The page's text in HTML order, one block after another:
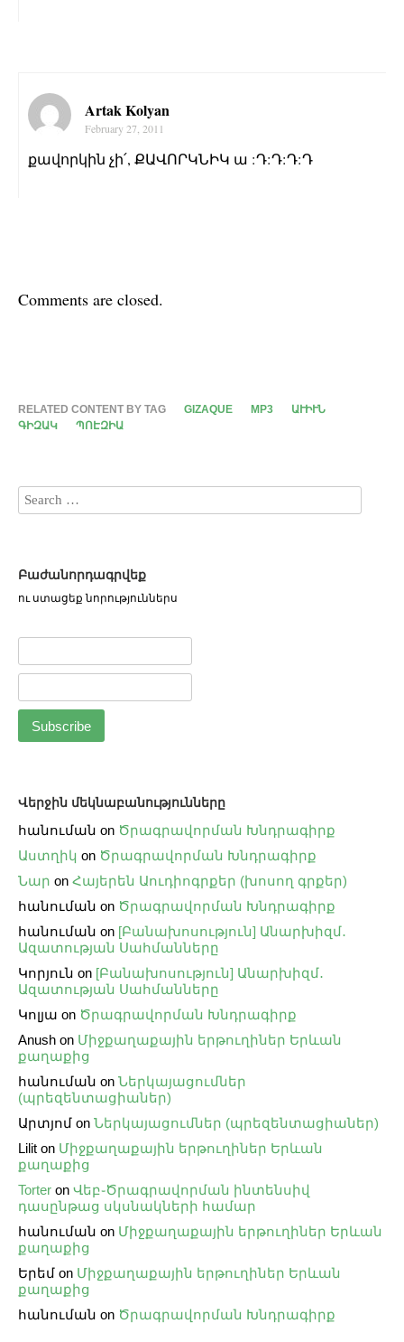
Artak Kolyan
February 27, 2011
քավորկին չի՛, ՔԱՎՈՐԿՆԻԿ ա :Դ:Դ:Դ:Դ
Comments are closed.
RELATED CONTENT BY TAG GIZAQUE MP3
ԱՒԻՒՆ
ԳԻԶԱԿ
ՊՈԷԶԻԱ
Բաժանորդագրվեք
ու ստացեք նորություններս
Վերջին մեկնաբանությունները
հանուման on Ծրագրավորման Խնդրագիրք
Աստղիկ on Ծրագրավորման Խնդրագիրք
Նար on Հայերեն Աուդիոգրքեր (խոսող գրքեր)
հանուման on Ծրագրավորման Խնդրագիրք
հանուման on [Բանախոսություն] Անարխիզմ․
Ազատության Սահմանները
Կորյուն on [Բանախոսություն] Անարխիզմ․
Ազատության Սահմանները
Կոլյա on Ծրագրավորման Խնդրագիրք
Anush on Միջքաղաքային երթուղիներ Երևան
քաղաքից
հանուման on Ներկայացումներ
(պրեզենտացիաներ)
Արտյոմ on Ներկայացումներ (պրեզենտացիաներ)
Lilit on Միջքաղաքային երթուղիներ Երևան
քաղաքից
Torter on Վեբ֊Ծրագրավորման ինտենսիվ
դասընթաց սկսնակների համար
հանուման on Միջքաղաքային երթուղիներ Երևան
քաղաքից
Երեմ on Միջքաղաքային երթուղիներ Երևան
քաղաքից
հանուման on Ծրագրավորման Խնդրագիրք